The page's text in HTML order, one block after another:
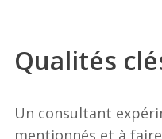
Qualités
Un consultant
mentionnés et à